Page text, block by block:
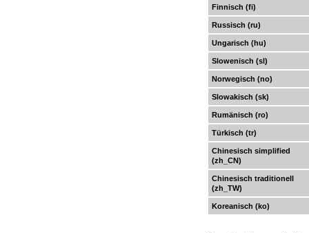
Finnisch (fi)
Russisch (ru)
Ungarisch (hu)
Slowenisch (sl)
Norwegisch (no)
Slowakisch (sk)
Rumänisch (ro)
Türkisch (tr)
Chinesisch simplified
(zh_CN)
Chinesisch traditionell
(zh_TW)
Koreanisch (ko)